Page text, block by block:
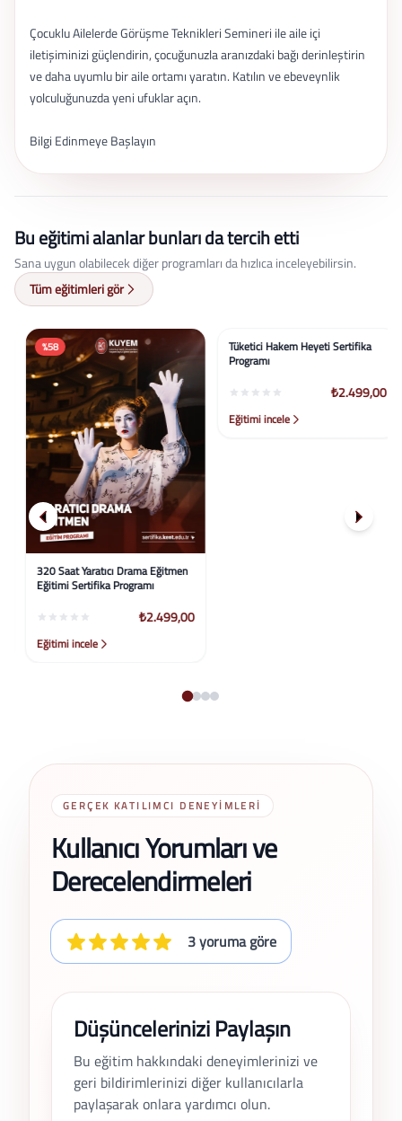
Çocuklu Ailelerde Görüşme Teknikleri Semineri ile aile içi
iletişiminizi güçlendirin, çocuğunuzla aranızdaki bağı derinleştirin
ve daha uyumlu bir aile ortamı yaratın. Katılın ve ebeveynlik
yolculuğunuzda yeni ufuklar açın.
Bilgi Edinmeye Başlayın
Bu eğitimi alanlar bunları da tercih etti
Sana uygun olabilecek diğer programları da hızlıca inceleyebilirsin.
Tüm eğitimleri gör
%58
320 Saat Yaratıcı Drama Eğitmen
Eğitimi Sertifika Programı
₺2.499,00
Eğitimi incele
%58
GERÇEK KATILIMCI DENEYIMLERI
Kullanıcı Yorumları ve
Derecelendirmeleri
3 yoruma göre
Düşüncelerinizi Paylaşın
Bu eğitim hakkındaki deneyimlerinizi ve
geri bildirimlerinizi diğer kullanıcılarla
paylaşarak onlara yardımcı olun.